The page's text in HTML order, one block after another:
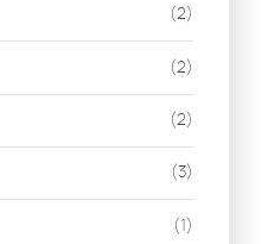
(2)
(2)
(2)
(3)
(1)